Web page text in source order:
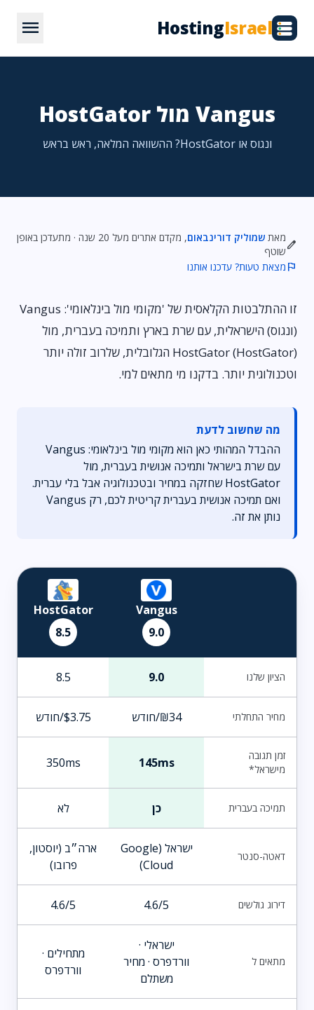
HostingIsrael
menu
Vangus מול HostGator
ונגוס או HostGator? ההשוואה המלאה, ראש בראש
edit
מאת שמוליק דורינבאום
, מקדם אתרים מעל 20 שנה · מתעדכן באופן
שוטף
flag מצאת טעות? עדכנו אותנו
זו ההתלבטות הקלאסית של 'מקומי מול בינלאומי': Vangus
(ונגוס) הישראלית, עם שרת בארץ ותמיכה בעברית, מול
HostGator (HostGator) הגלובלית, שלרוב זולה יותר
וטכנולוגית יותר. בדקנו מי מתאים למי.
מה שחשוב לדעת
ההבדל המהותי כאן הוא מקומי מול בינלאומי: Vangus
עם שרת בישראל ותמיכה אנושית בעברית, מול
HostGator שחזקה במחיר ובטכנולוגיה אבל בלי עברית.
ואם תמיכה אנושית בעברית קריטית לכם, רק Vangus
נותן את זה.
Vangus
9.0
HostGator
8.5
הציון שלנו 9.0
8.5
מחיר התחלתי ₪34/חודש $3.75/חודש
זמן תגובה
מישראל*
145ms
350ms
תמיכה בעברית כן לא
דאטה-סנטר
ישראל (Google
Cloud)
ארה״ב (יוסטון,
פרובו)
דירוג גולשים 4.6/5
4.6/5
מתאים ל
ישראלי ·
וורדפרס · מחיר
משתלם
מתחילים ·
וורדפרס